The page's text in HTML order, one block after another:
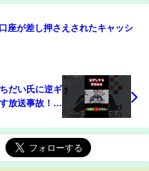
座が差し押さえされたキャッシ
だい氏に逆ギ
放送事故！幹